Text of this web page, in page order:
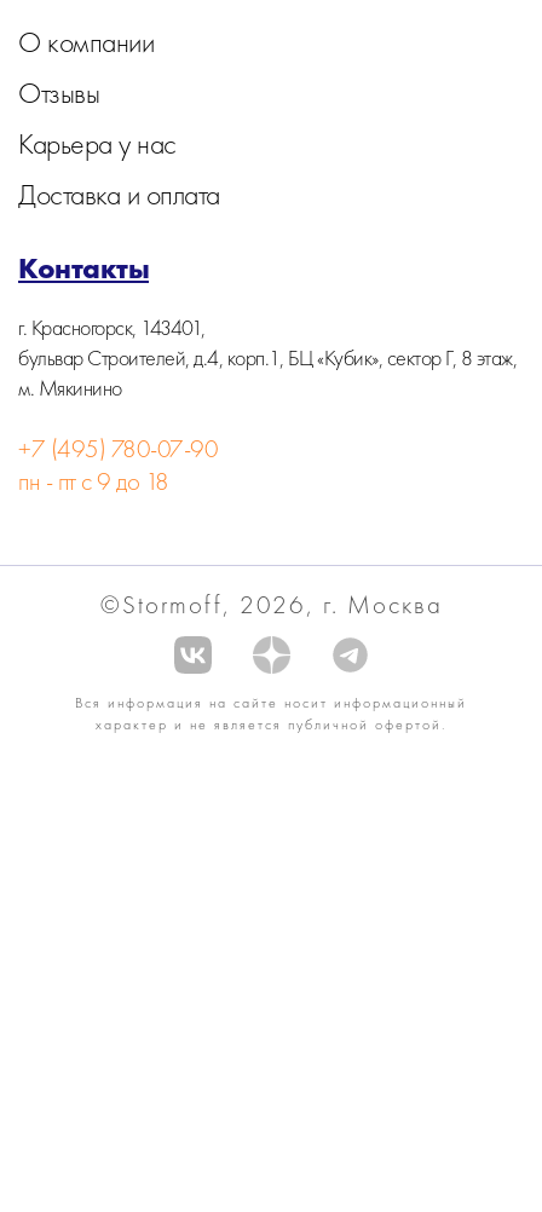
О компании
Отзывы
Карьера у нас
Доставка и оплата
Контакты
г. Красногорск, 143401,
бульвар Строителей, д.4, корп.1, БЦ «Кубик», сектор Г, 8 этаж,
м. Мякинино
+7 (495) 780-07-90
пн - пт с 9 до 18
©Stormoff, 2026, г. Москва
Вся информация на сайте носит информационный
характер и не является публичной офертой.